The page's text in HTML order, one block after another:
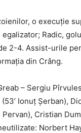
o execuţie
Radic,
2-4. Assist-urile
din Crâng.
– Sergiu
Ionuţ Şerban),
Cristian
Norbert